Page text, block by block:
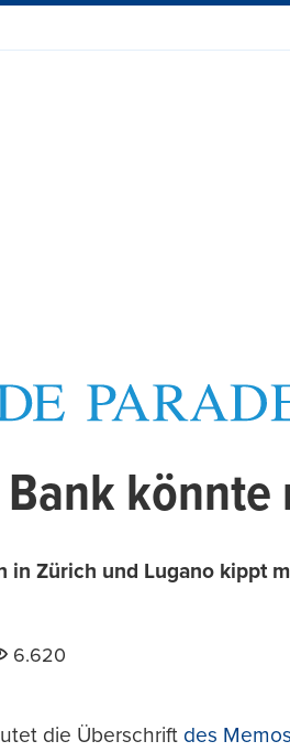
Bank
in Zürich und Lugano kippt
6.620
die Überschrift des Memos